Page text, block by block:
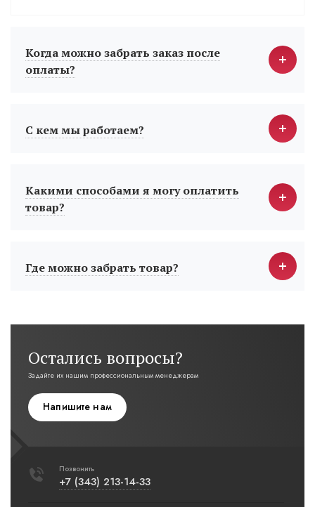
Когда можно забрать заказ после
оплаты?
С кем мы работаем?
Какими способами я могу оплатить
товар?
Где можно забрать товар?
Остались вопросы?
Задайте их нашим профессиональным менеджерам
Напишите нам
Позвонить
+7 (343) 213-14-33